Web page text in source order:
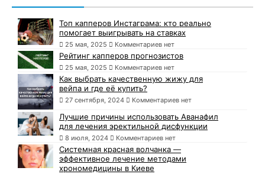
Топ капперов Инстаграма: кто реально
помогает выигрывать на ставках
25 мая, 2025 Комментариев нет
Рейтинг капперов прогнозистов
25 мая, 2025 Комментариев нет
Как выбрать качественную жижу для
вейпа и где её купить?
27 сентября, 2024 Комментариев нет
Лучшие причины использовать Аванафил
для лечения эректильной дисфункции
8 июля, 2024 Комментариев нет
Системная красная волчанка —
эффективное лечение методами
хрономедицины в Киеве